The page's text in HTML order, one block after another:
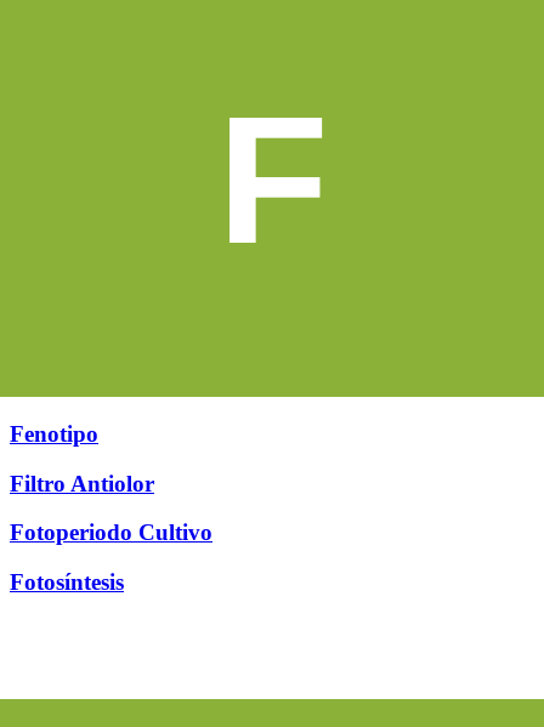
F
Fenotipo
Filtro Antiolor
Fotoperiodo Cultivo
Fotosíntesis